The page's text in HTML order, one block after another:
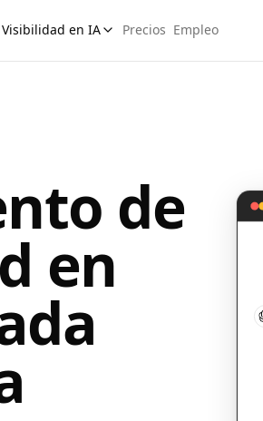
Visibilidad en IA Precios Empleo
de
en